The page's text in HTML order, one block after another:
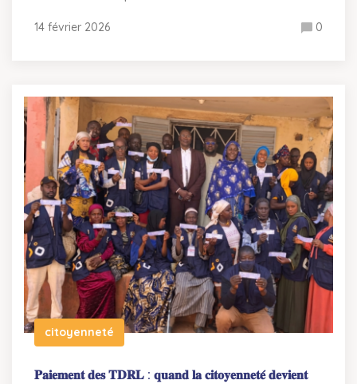
14 février 2026 0
citoyenneté
𝐏𝐚𝐢𝐞𝐦𝐞𝐧𝐭 𝐝𝐞𝐬 𝐓𝐃𝐑𝐋 : 𝐪𝐮𝐚𝐧𝐝 𝐥𝐚 𝐜𝐢𝐭𝐨𝐲𝐞𝐧𝐧𝐞𝐭𝐞́ 𝐝𝐞𝐯𝐢𝐞𝐧𝐭